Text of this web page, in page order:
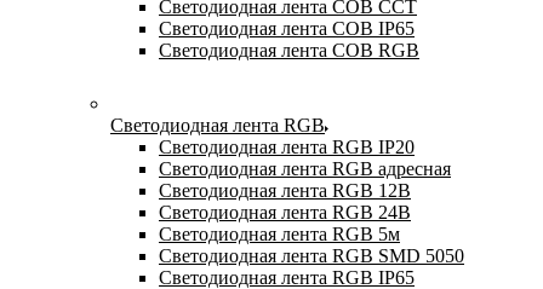
Светодиодная лента COB CCT
Светодиодная лента COB IP65
Светодиодная лента COB RGB
Светодиодная лента RGB
Светодиодная лента RGB IP20
Светодиодная лента RGB адресная
Светодиодная лента RGB 12В
Светодиодная лента RGB 24В
Светодиодная лента RGB 5м
Светодиодная лента RGB SMD 5050
Светодиодная лента RGB IP65